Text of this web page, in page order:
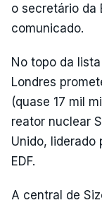
o secretário da
comunicado.
No topo da
Londres
(quase 17 mil
reator nuclear
Unido, liderado
EDF.
A central de